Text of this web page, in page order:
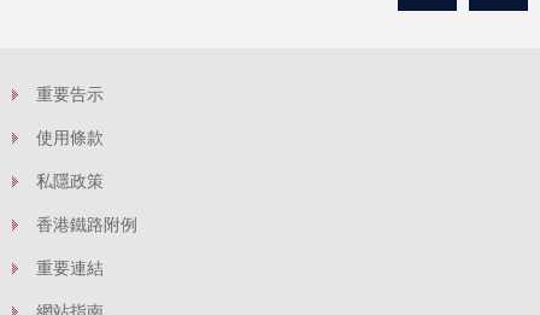
重要告示
使用條款
私隱政策
香港鐵路附例
重要連結
網站指南